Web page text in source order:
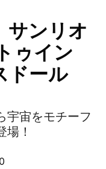
サンリオ
ゥイン
ドール
宇宙をモチーフ
！